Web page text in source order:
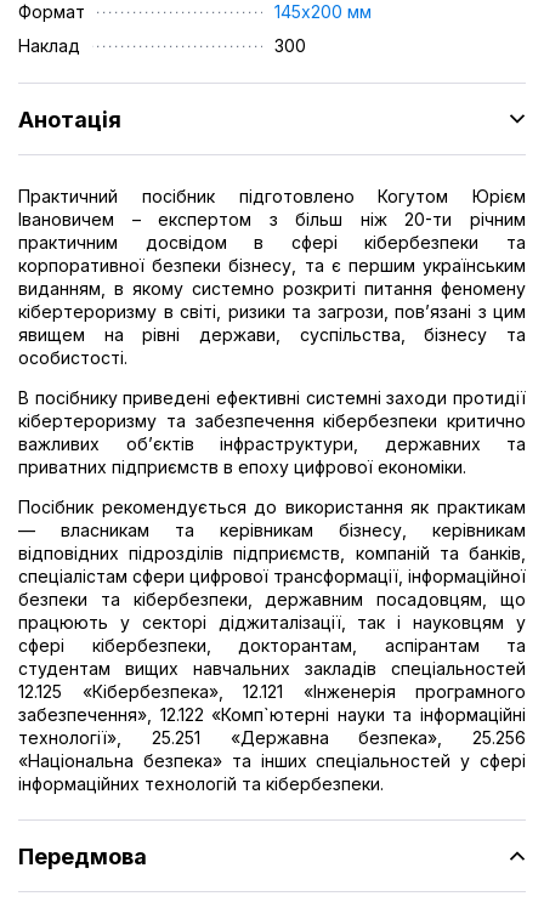
Формат
145х200 мм
Наклад
300
Анотація
Практичний посібник підготовлено Когутом Юрієм
Івановичем – експертом з більш ніж 20-ти річним
практичним досвідом в сфері кібербезпеки та
корпоративної безпеки бізнесу, та є першим українським
виданням, в якому системно розкриті питання феномену
кібертероризму в світі, ризики та загрози, пов’язані з цим
явищем на рівні держави, суспільства, бізнесу та
особистості.
В посібнику приведені ефективні системні заходи протидії
кібертероризму та забезпечення кібербезпеки критично
важливих об’єктів інфраструктури, державних та
приватних підприємств в епоху цифрової економіки.
Посібник рекомендується до використання як практикам
— власникам та керівникам бізнесу, керівникам
відповідних підрозділів підприємств, компаній та банків,
спеціалістам сфери цифрової трансформації, інформаційної
безпеки та кібербезпеки, державним посадовцям, що
працюють у секторі діджиталізації, так і науковцям у
сфері кібербезпеки, докторантам, аспірантам та
студентам вищих навчальних закладів спеціальностей
12.125 «Кібербезпека», 12.121 «Інженерія програмного
забезпечення», 12.122 «Комп`ютерні науки та інформаційні
технології», 25.251 «Державна безпека», 25.256
«Національна безпека» та інших спеціальностей у сфері
інформаційних технологій та кібербезпеки.
Передмова